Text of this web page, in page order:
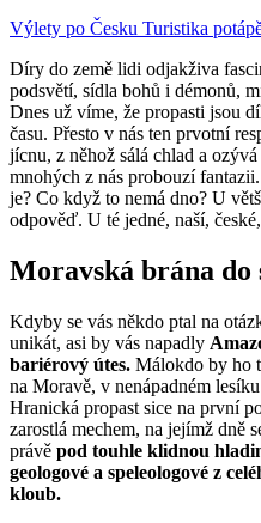
Výlety po Česku Turistika
Díry do země lidi odjakživa
podsvětí, sídla bohů i démonů,
Dnes už víme, že propasti jsou
času. Přesto v nás ten prvotní
jícnu, z něhož sálá chlad a
mnohých z nás probouzí
je? Co když to nemá dno? U
odpověď. U té jedné, naší,
Moravská brána do
Kdyby se vás někdo ptal na
unikát, asi by vás napadly
bariérový útes. Málokdo by ho
na Moravě, v nenápadném
Hranická propast sice na první
zarostlá mechem, na jejímž dně
právě pod touhle klidnou
geologové a speleologové z
kloub.